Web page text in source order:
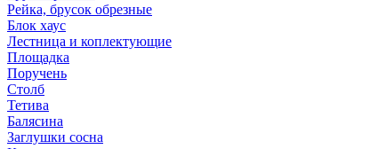
Рейка, брусок обрезные
Блок хаус
Лестница и коплектующие
Площадка
Поручень
Столб
Тетива
Балясина
Заглушки сосна